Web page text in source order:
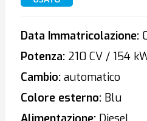
Data Immatricolazione:
Potenza:210 CV / 154
Cambio:automatico
Colore esterno:Blu